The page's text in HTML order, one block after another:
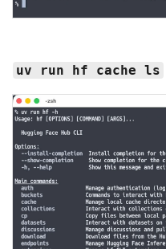
uv run hf cache ls